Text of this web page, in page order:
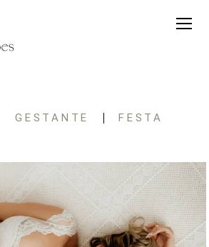
GESTANTE FESTA